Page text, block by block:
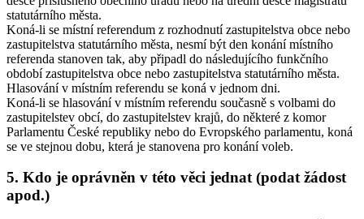
statutárního města.
Koná-li se místní referendum z rozhodnutí zastupitelstva obce nebo
zastupitelstva statutárního města, nesmí být den konání místního
referenda stanoven tak, aby připadl do následujícího funkčního
období zastupitelstva obce nebo zastupitelstva statutárního města.
Hlasování v místním referendu se koná v jednom dni.
Koná-li se hlasování v místním referendu současně s volbami do
zastupitelstev obcí, do zastupitelstev krajů, do některé z komor
Parlamentu České republiky nebo do Evropského parlamentu, koná
se ve stejnou dobu, která je stanovena pro konání voleb.
5. Kdo je oprávněn v této věci jednat (podat žádost
apod.)